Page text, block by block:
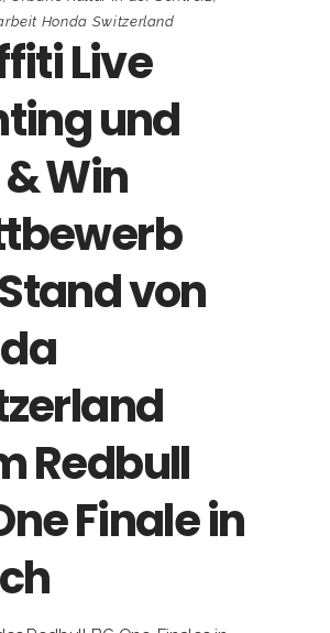
Honda Switzerland
Live
und
Win
von
Redbull
Finale in